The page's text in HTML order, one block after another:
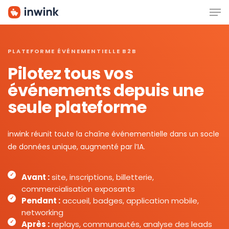
Skip
PLATEFORME ÉVÉNEMENTIELLE B2B
Pilotez tous vos
événements depuis une
seule plateforme
inwink réunit toute la chaîne événementielle dans un socle
de données unique, augmenté par l’IA.
Avant :site, inscriptions, billetterie,
commercialisation exposants
Pendant :accueil, badges, application mobile,
networking
Après :replays, communautés, analyse des leads